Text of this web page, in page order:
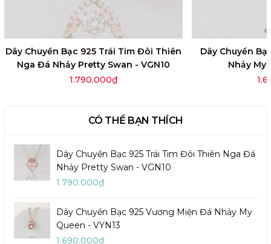
Dây Chuyền Bạc 925 Trái Tim Đôi Thiên
Nga Đá Nhảy Pretty Swan - VGN10
1.790.000₫
Dây Chuyền
Nhảy My
CÓ THỂ BẠN THÍCH
Dây Chuyền Bạc 925 Trái Tim Đôi Thiên Nga Đá
Nhảy Pretty Swan - VGN10
1.790.000₫
Dây Chuyền Bạc 925 Vương Miện Đá Nhảy My
Queen - VYN13
1.690.000₫